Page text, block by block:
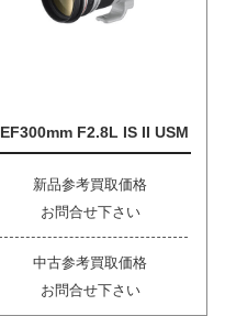
EF300mm F2.8L IS II USM
新品参考買取価格
お問合せ下さい
中古参考買取価格
お問合せ下さい